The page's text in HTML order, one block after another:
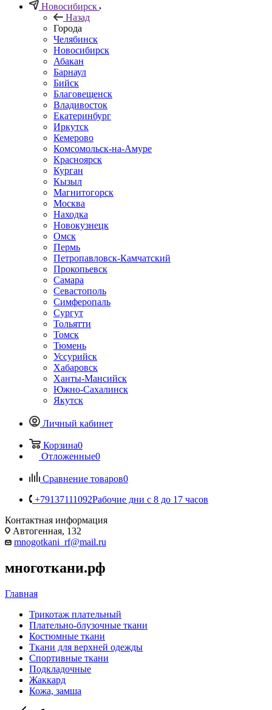
Новосибирск
Назад
Города
Челябинск
Новосибирск
Абакан
Барнаул
Бийск
Благовещенск
Владивосток
Екатеринбург
Иркутск
Кемерово
Комсомольск-на-Амуре
Красноярск
Курган
Кызыл
Магнитогорск
Москва
Находка
Новокузнецк
Омск
Пермь
Петропавловск-Камчатский
Прокопьевск
Самара
Севастополь
Симферопаль
Сургут
Тольятти
Томск
Тюмень
Уссурийск
Хабаровск
Ханты-Мансийск
Южно-Сахалинск
Якутск
Личный кабинет
Корзина0
Отложенные0
Сравнение товаров0
+79137111092Рабочие дни с 8 до 17 часов
Контактная информация
Автогенная, 132
mnogotkani_rf@mail.ru
многоткани.рф
Главная
Трикотаж плательный
Плательно-блузочные ткани
Костюмные ткани
Ткани для верхней одежды
Спортивные ткани
Подкладочные
Жаккард
Кожа, замша